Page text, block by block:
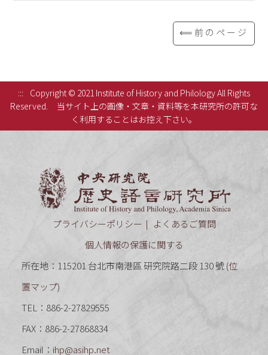
⟸前のページ
:::
Copyright © 2021 Institute of History and Philology All Rights
Reserved.
当サイト上の画像・文章・資料等を本研究所の許可な
く利用することはお控え下さい。
プライバシーポリシー
よくあるご質問
個人情報の保護に関する
所在地：115201 台北市南港區 研究院路二段 130 號 (位
置マップ)
TEL：886-2-27829555
FAX：886-2-27868834
Email： ihp@asihp.net